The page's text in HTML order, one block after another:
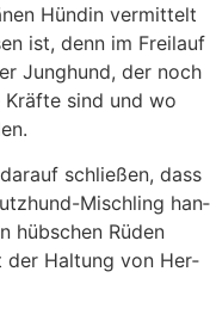
Hün­din ver­mit­telt
ist, denn im Frei­lauf
Jung­hund, der noch
sind und wo
schlie­ßen, dass
Misch­ling han­
hüb­schen Rüden
der Hal­tung von Her­